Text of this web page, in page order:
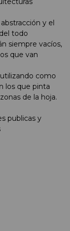
y el
todo
siempre vacíos,
que van
como
los que pinta
de la hoja.
publicas y